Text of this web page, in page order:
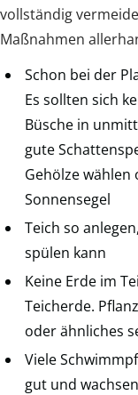
vollständig
Maßnahmen
Schon bei der
Es sollten sich
Büsche in
gute
Gehölze
Sonnensegel
Teich so
spülen kann
Keine Erde im
Teicherde.
oder ähnliches
Viele
gut und